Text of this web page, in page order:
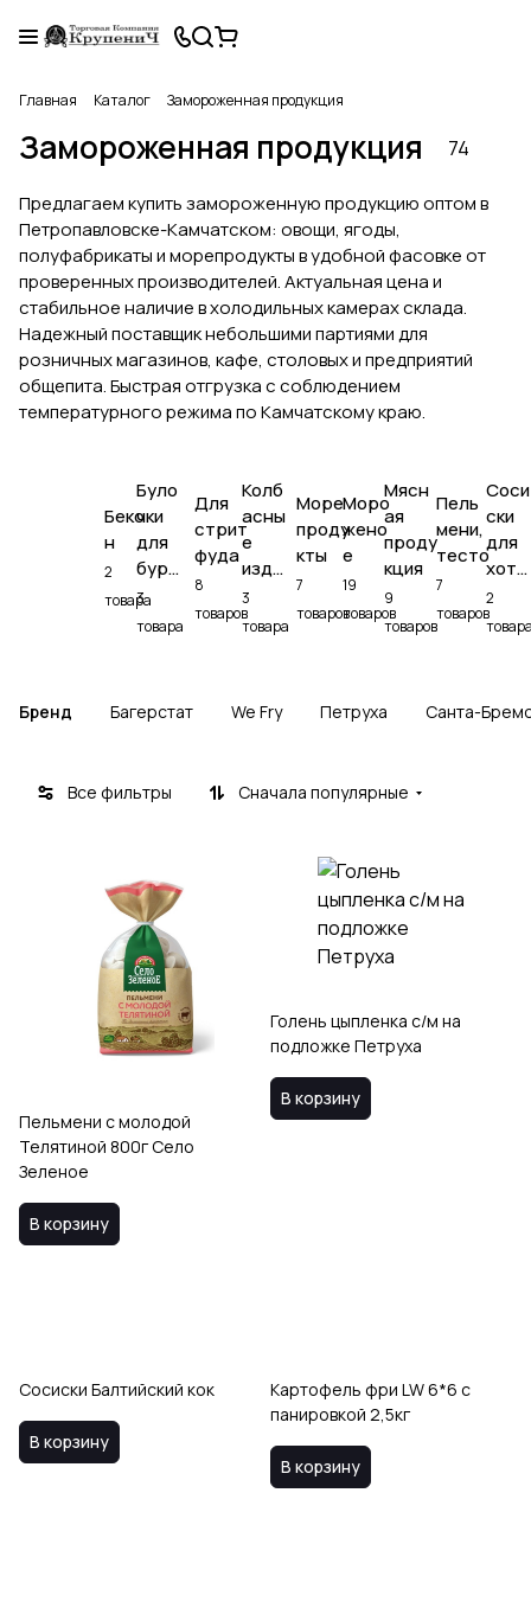
Главная Каталог Замороженная продукция
Замороженная продукция 74
Предлагаем купить замороженную продукцию оптом в
Петропавловске-Камчатском: овощи, ягоды,
полуфабрикаты и морепродукты в удобной фасовке от
проверенных производителей. Актуальная цена и
стабильное наличие в холодильных камерах склада.
Надежный поставщик небольшими партиями для
розничных магазинов, кафе, столовых и предприятий
общепита. Быстрая отгрузка с соблюдением
температурного режима по Камчатскому краю.
Беко
н
2
товара
Було
чки
для
бург
еров
3
товара
Для
стрит
фуда
8
товаров
Колб
асны
е
изде
лия
3
товара
Море
проду
кты
7
товаров
Моро
жено
е
19
товаров
Мясн
ая
проду
кция
9
товаров
Пель
мени,
тесто
7
товаров
Соси
ски
для
хот-
дого
в
2
Бренд Багерстат We Fry Петруха Санта-
Все фильтры Сначала популярные
Пельмени с молодой
Телятиной 800г Село
Зеленое
В корзину
Голень цыпленка с/м на
подложке Петруха
В корзину
Сосиски Балтийский кок
В корзину
Картофель фри LW 6*6 с
панировкой 2,5кг
В корзину